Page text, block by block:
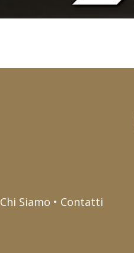
Chi Siamo • Contatti